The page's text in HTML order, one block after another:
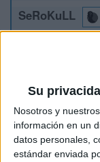
Su
Nosotros y nuestros
información en un
datos personales,
estándar enviada
SeRoKuLL
soy de Las
donde estudiar
diagnóstico, ya
me da tiempo,
encontrado un
den, y no he
Alguien me echa